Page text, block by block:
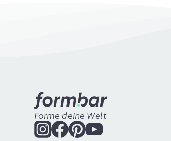
Forme deine Welt